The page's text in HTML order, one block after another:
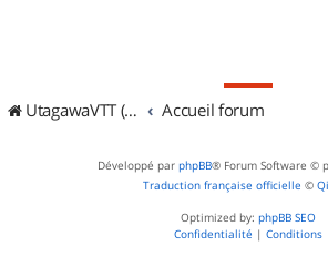
UtagawaVTT (Randos VTT et VTTAE avec traces GPS) Accueil forum
Développé par phpBB® Forum Software ©
Traduction française officielle ©
Optimized by: phpBB SEO
Confidentialité | Conditions